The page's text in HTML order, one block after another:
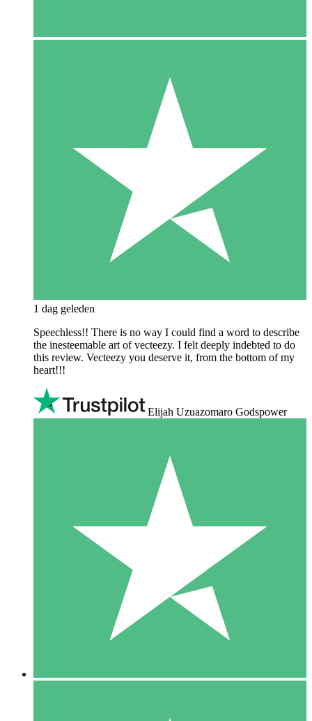
1 dag geleden
Speechless!! There is no way I could find a word to describe
the inesteemable art of vecteezy. I felt deeply indebted to do
this review. Vecteezy you deserve it, from the bottom of my
heart!!!
Elijah Uzuazomaro Godspower